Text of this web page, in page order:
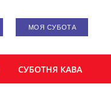
МОЯ СУБОТА
СУБОТНЯ КАВА